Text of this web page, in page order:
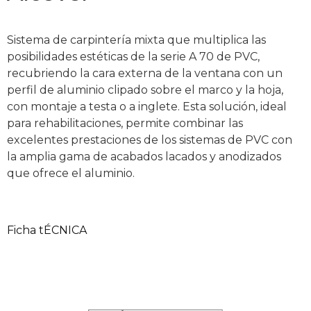
Sistema de carpintería mixta que multiplica las
posibilidades estéticas de la serie A 70 de PVC,
recubriendo la cara externa de la ventana con un
perfil de aluminio clipado sobre el marco y la hoja,
con montaje a testa o a inglete. Esta solución, ideal
para rehabilitaciones, permite combinar las
excelentes prestaciones de los sistemas de PVC con
la amplia gama de acabados lacados y anodizados
que ofrece el aluminio.
Ficha tÉCNICA